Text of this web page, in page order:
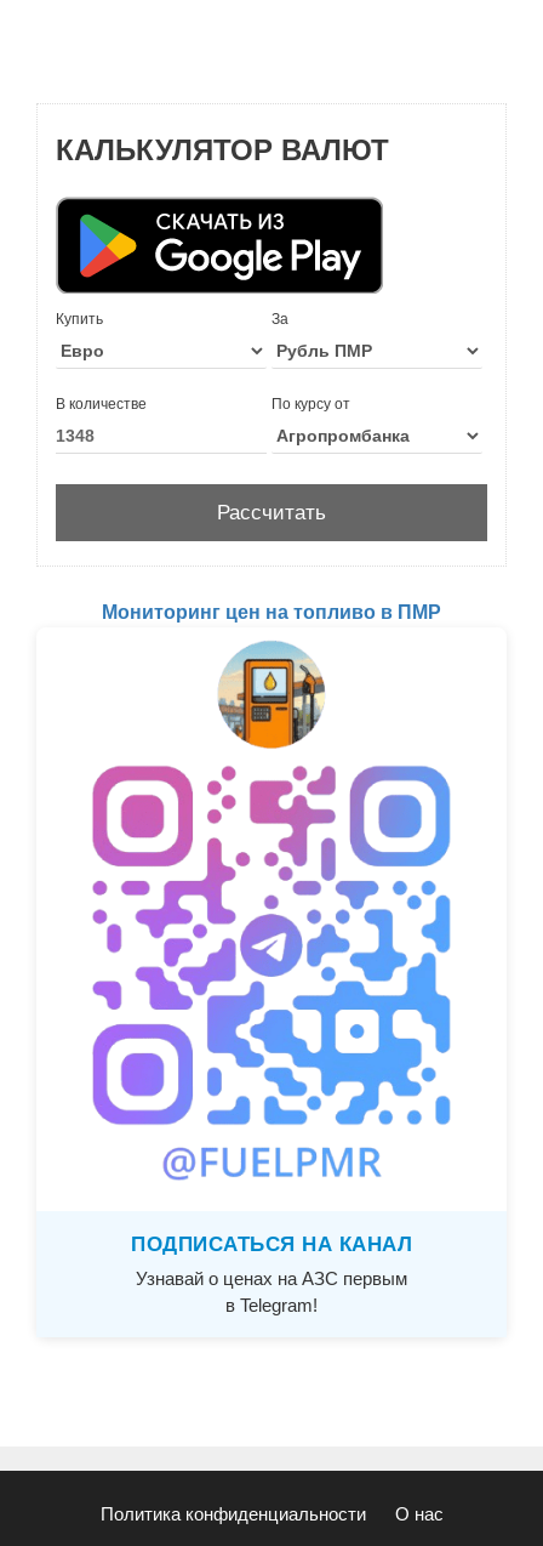
КАЛЬКУЛЯТОР ВАЛЮТ
Купить За
В количестве По курсу от
Мониторинг цен на топливо в ПМР
ПОДПИСАТЬСЯ НА КАНАЛ
Узнавай о ценах на АЗС первым
в Telegram!
Политика конфиденциальности О нас